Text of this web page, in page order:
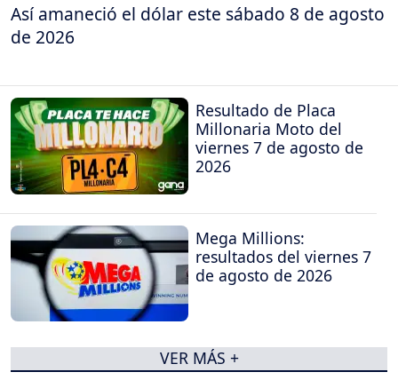
Así amaneció el dólar este sábado 8 de agosto
de 2026
Resultado de Placa
Millonaria Moto del
viernes 7 de agosto de
2026
Mega Millions:
resultados del viernes 7
de agosto de 2026
VER MÁS +